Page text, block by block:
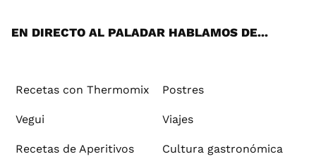
EN DIRECTO AL PALADAR HABLAMOS DE...
Recetas con Thermomix Postres
Vegui Viajes
Recetas de Aperitivos Cultura gastronómica